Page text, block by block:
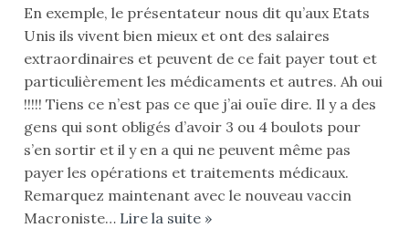
En exemple, le présentateur nous dit qu’aux Etats
Unis ils vivent bien mieux et ont des salaires
extraordinaires et peuvent de ce fait payer tout et
particulièrement les médicaments et autres. Ah oui
!!!!! Tiens ce n’est pas ce que j’ai ouïe dire. Il y a des
gens qui sont obligés d’avoir 3 ou 4 boulots pour
s’en sortir et il y en a qui ne peuvent même pas
payer les opérations et traitements médicaux.
Remarquez maintenant avec le nouveau vaccin
Macroniste… Lire la suite »